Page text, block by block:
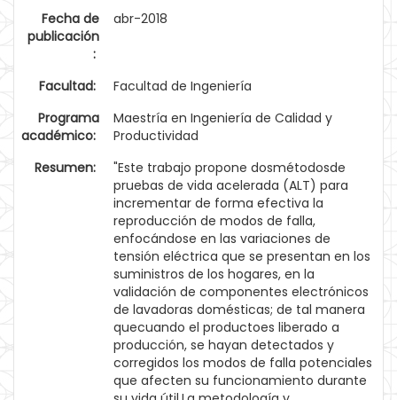
Fecha de
publicación
:
abr-2018
Facultad:
Facultad de Ingeniería
Programa
académico:
Maestría en Ingeniería de Calidad y
Productividad
Resumen:
"Este trabajo propone dosmétodosde
pruebas de vida acelerada (ALT) para
incrementar de forma efectiva la
reproducción de modos de falla,
enfocándose en las variaciones de
tensión eléctrica que se presentan en los
suministros de los hogares, en la
validación de componentes electrónicos
de lavadoras domésticas; de tal manera
quecuando el productoes liberado a
producción, se hayan detectados y
corregidos los modos de falla potenciales
que afecten su funcionamiento durante